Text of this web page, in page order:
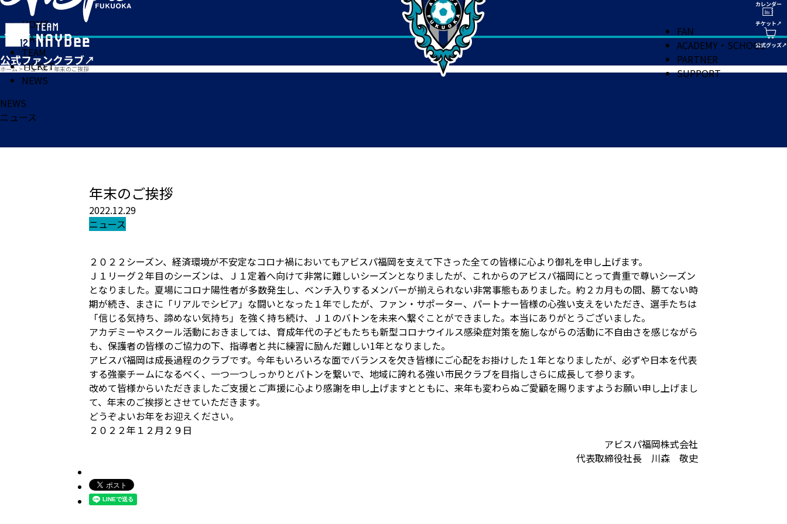
HOME
MATCH
TEAM
TICKET
NEWS
FAN
ACADEMY・SCHOOL
PARTNER
SUPPORT
ホーム > ニュース> 年末のご挨拶
NEWS
ニュース
年末のご挨拶
2022.12.29
ニュース
２０２２シーズン、経済環境が不安定なコロナ禍においてもアビスパ福岡を支えて下さった全ての皆様に心より御礼を申し上げます。
Ｊ１リーグ２年目のシーズンは、Ｊ１定着へ向けて非常に難しいシーズンとなりましたが、これからのアビスパ福岡にとって貴重で尊いシーズン
となりました。夏場にコロナ陽性者が多数発生し、ベンチ入りするメンバーが揃えられない非常事態もありました。約２カ月もの間、勝てない時
期が続き、まさに「リアルでシビア」な闘いとなった１年でしたが、ファン・サポーター、パートナー皆様の心強い支えをいただき、選手たちは
「信じる気持ち、諦めない気持ち」を強く持ち続け、Ｊ１のバトンを未来へ繋ぐことができました。本当にありがとうございました。
アカデミーやスクール活動におきましては、育成年代の子どもたちも新型コロナウイルス感染症対策を施しながらの活動に不自由さを感じながら
も、保護者の皆様のご協力の下、指導者と共に練習に励んだ難しい1年となりました。
アビスパ福岡は成長過程のクラブです。今年もいろいろな面でバランスを欠き皆様にご心配をお掛けした１年となりましたが、必ずや日本を代表
する強豪チームになるべく、一つ一つしっかりとバトンを繋いで、地域に誇れる強い市民クラブを目指しさらに成長して参ります。
改めて皆様からいただきましたご支援とご声援に心より感謝を申し上げますとともに、来年も変わらぬご愛顧を賜りますようお願い申し上げまし
て、年末のご挨拶とさせていただきます。
どうぞよいお年をお迎えください。
２０２２年１２月２９日
アビスパ福岡株式会社
代表取締役社長 川森 敬史